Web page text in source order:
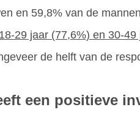
en 59,8% van de
18-29 jaar (77,6%) en 30-
de helft van de
een positieve